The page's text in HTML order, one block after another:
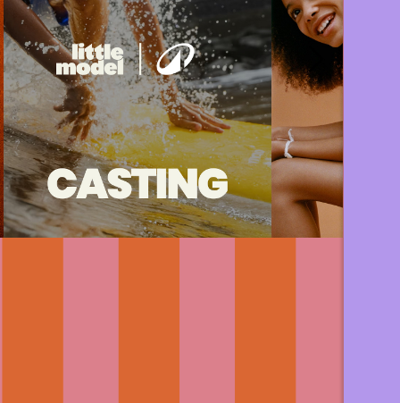
Model et Decathlon Hendaye
sont à la recherche d’enfants
pour...